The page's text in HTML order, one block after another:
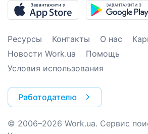
Ресурсы Контакты О нас
Новости Work.ua
Помощь
Условия использования
Работодателю
© 2006–2026 Work.ua. Сервис